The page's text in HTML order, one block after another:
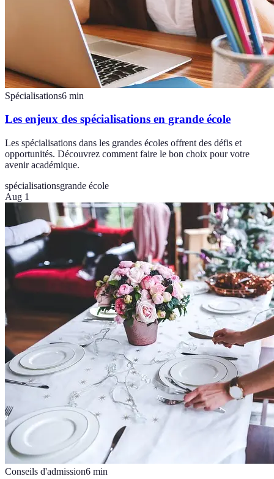
Spécialisations6 min
Les enjeux des spécialisations en grande école
Les spécialisations dans les grandes écoles offrent des défis et
opportunités. Découvrez comment faire le bon choix pour votre
avenir académique.
spécialisationsgrande école
Aug 1
Conseils d'admission6 min